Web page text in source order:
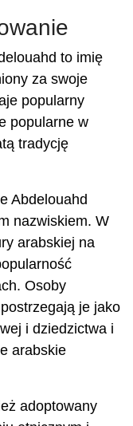
to imię
za swoje
popularny
popularne w
tradycję
Abdelouahd
nazwiskiem. W
arabskiej na
Osoby
je jako
i dziedzictwa i
arabskie
adoptowany